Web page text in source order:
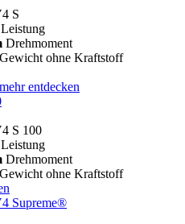
S
Leistung
Drehmoment
Gewicht ohne Kraftstoff
mehr entdecken
S 100
Leistung
Drehmoment
Gewicht ohne Kraftstoff
Supreme®